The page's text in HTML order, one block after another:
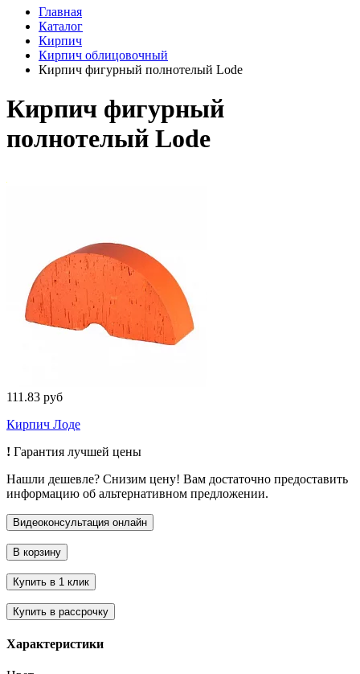
Главная
Каталог
Кирпич
Кирпич облицовочный
Кирпич фигурный полнотелый Lode
Кирпич фигурный
полнотелый Lode
111.83 руб
Кирпич Лоде
! Гарантия лучшей цены
Нашли дешевле? Снизим цену! Вам достаточно предоставить
информацию об альтернативном предложении.
Характеристики